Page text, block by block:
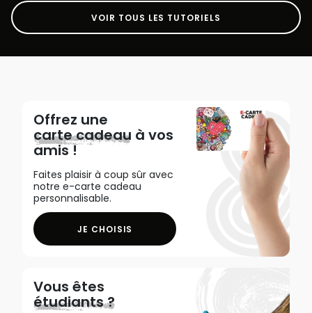
VOIR TOUS LES TUTORIELS
Offrez une
carte cadeau à vos
amis !
Faites plaisir à coup sûr avec
notre e-carte cadeau
personnalisable.
JE CHOISIS
Vous êtes
étudiants ?